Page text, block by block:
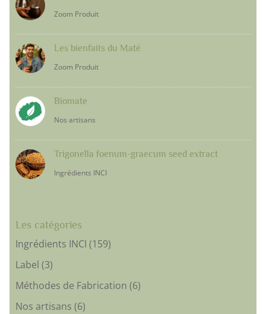
Zoom Produit
Les bienfaits du Maté
Zoom Produit
Biomate
Nos artisans
Trigonella foenum-graecum seed extract
Ingrédients INCI
Les catégories
Ingrédients INCI (159)
Label (3)
Méthodes de Fabrication (6)
Nos artisans (6)